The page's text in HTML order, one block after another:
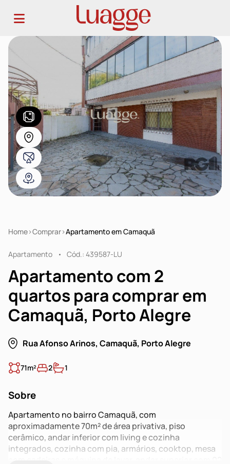
Home Comprar Apartamento em Camaquã
Apartamento Cód.: 439587-LU
Apartamento com 2
quartos para comprar em
Camaquã, Porto Alegre
Rua Afonso Arinos, Camaquã, Porto Alegre
71m² 2 1
Sobre
Apartamento no bairro Camaquã, com
aproximadamente 70m² de área privativa, piso
cerâmico, andar inferior com living e cozinha
integrados, cozinha com pia, armários, cooktop, mesa